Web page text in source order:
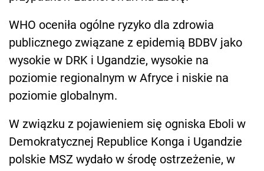
WHO oceniła ogólne ryzyko dla zdrowia
publicznego związane z epidemią BDBV jako
wysokie w DRK i Ugandzie, wysokie na
poziomie regionalnym w Afryce i niskie na
poziomie globalnym.
W związku z pojawieniem się ogniska Eboli w
Demokratycznej Republice Konga i Ugandzie
polskie MSZ wydało w środę ostrzeżenie, w